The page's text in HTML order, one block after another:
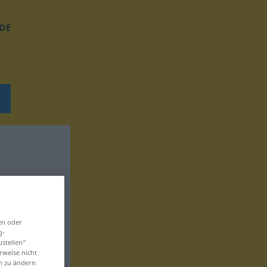
DE
oder
nicht
zu ändern